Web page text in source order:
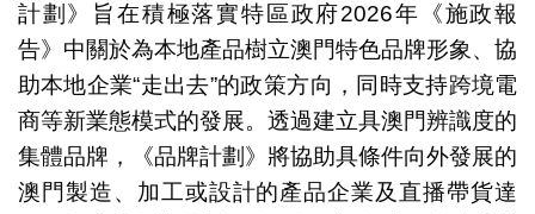
計劃》旨在積極落實特區政府2026年《施政報
告》中關於為本地產品樹立澳門特色品牌形象、協
助本地企業“走出去”的政策方向，同時支持跨境電
商等新業態模式的發展。透過建立具澳門辨識度的
集體品牌，《品牌計劃》將協助具條件向外發展的
澳門製造、加工或設計的產品企業及直播帶貨達